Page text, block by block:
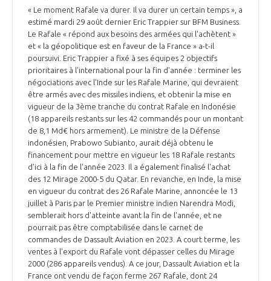
« Le moment Rafale va durer. Il va durer un certain temps », a
estimé mardi 29 août dernier Eric Trappier sur BFM Business.
Le Rafale « répond aux besoins des armées qui l'achètent »
et « la géopolitique est en faveur de la France » a-t-il
poursuivi. Eric Trappier a fixé à ses équipes 2 objectifs
prioritaires à l'international pour la fin d'année : terminer les
négociations avec l'Inde sur les Rafale Marine, qui devraient
être armés avec des missiles indiens, et obtenir la mise en
vigueur de la 3ème tranche du contrat Rafale en Indonésie
(18 appareils restants sur les 42 commandés pour un montant
de 8,1 Md€ hors armement). Le ministre de la Défense
indonésien, Prabowo Subianto, aurait déjà obtenu le
financement pour mettre en vigueur les 18 Rafale restants
d'ici à la fin de l'année 2023. Il a également finalisé l'achat
des 12 Mirage 2000-5 du Qatar. En revanche, en Inde, la mise
en vigueur du contrat des 26 Rafale Marine, annoncée le 13
juillet à Paris par le Premier ministre indien Narendra Modi,
semblerait hors d'atteinte avant la fin de l'année, et ne
pourrait pas être comptabilisée dans le carnet de
commandes de Dassault Aviation en 2023. A court terme, les
ventes à l'export du Rafale vont dépasser celles du Mirage
2000 (286 appareils vendus). A ce jour, Dassault Aviation et la
France ont vendu de façon ferme 267 Rafale, dont 24